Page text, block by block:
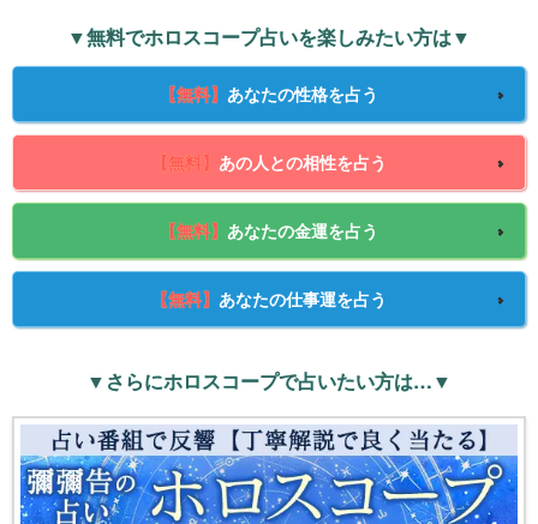
▼無料でホロスコープ占いを楽しみたい方は▼
【無料】 あなたの性格を占う
【無料】 あの人との相性を占う
【無料】 あなたの金運を占う
【無料】 あなたの仕事運を占う
▼さらにホロスコープで占いたい方は…▼